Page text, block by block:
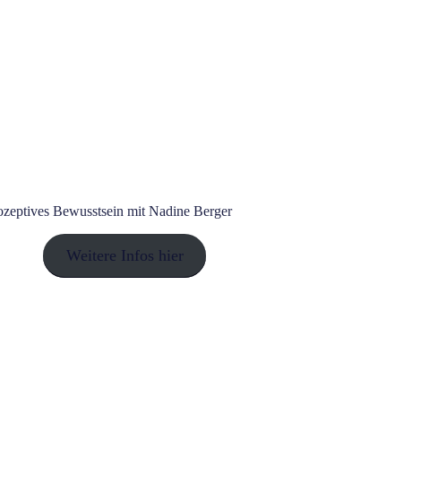
Bewusstsein mit Nadine Berger
Weitere Infos hier